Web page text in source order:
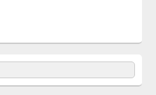
Sandy Scordo le 25-01-2020